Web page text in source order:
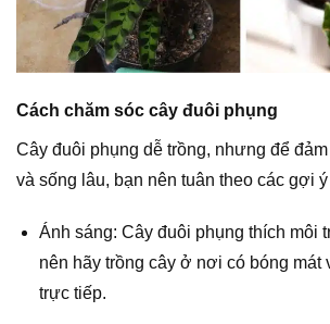
Cách chăm sóc cây đuôi phụng
Cây đuôi phụng dễ trồng, nhưng để
và sống lâu, bạn nên tuân theo các gợi ý
Ánh sáng: Cây đuôi phụng thích môi
nên hãy trồng cây ở nơi có bóng mát
trực tiếp.